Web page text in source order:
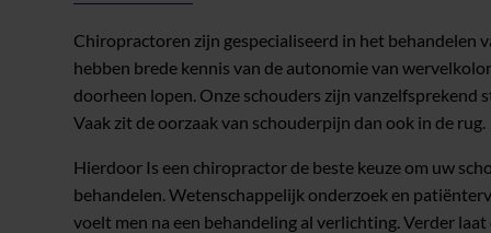
Chiropractoren zijn gespecialiseerd in het behandelen
hebben brede kennis van de autonomie van
doorheen lopen. Onze schouders zijn vanzelfsprekend
Vaak zit de oorzaak van schouderpijn dan ook in de rug.
Hierdoor Is een chiropractor de beste keuze om uw
behandelen. Wetenschappelijk onderzoek en
voelt men na een behandeling al verlichting. Verder